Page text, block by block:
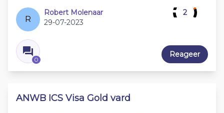
R
Robert Molenaar
29-07-2023
0
2
Reageer
ANWB ICS Visa Gold vard